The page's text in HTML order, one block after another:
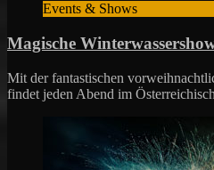
Events & Shows
Magische
Mit der fantastischen
findet jeden Abend im